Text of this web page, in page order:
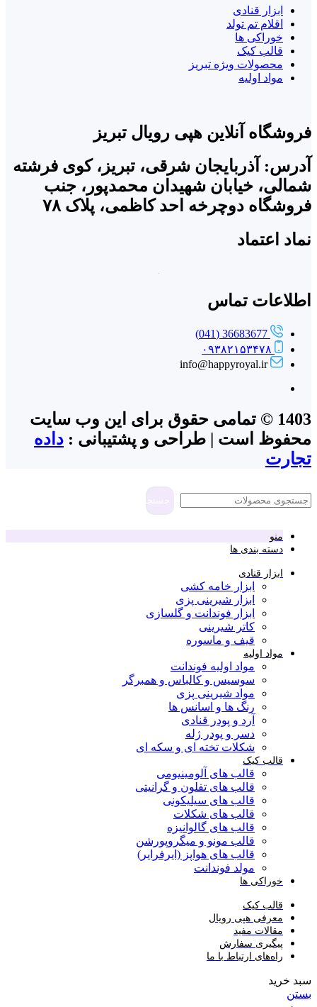
ابزار قنادی
اقلام تم تولد
خوراکی ها
قالب کیک
محصولات ویژه تبریز
مواد اولیه
فروشگاه آنلاین هپی رویال تبریز
آدرس: آذربایجان شرقی، تبریز، کوی فرشته
شمالی، خیابان شهیدان محمدپور، جنب
فروشگاه دوچرخه احد کاظمی، پلاک ۷۸
نماد اعتماد
اطلاعات تماس
36683677 (041)
۰۹۳۸۲۱۵۳۴۷۸
info@happyroyal.ir
1403 © تمامی حقوق برای این وب سایت
محفوظ است | طراحی و پشتیبانی : داده
تجارت
منو
دسته بندی ها
ابزار قنادی
ابزار خامه کشی
ابزار شیرینی پزی
ابزار فوندانت و گلسازی
کاتر شیرینی
قیف و ماسوره
مواد اولیه
مواد اولیه فوندانت
سوسیس و کالباس و همبرگر
مواد شیرینی پزی
رنگ ها و اسانس ها
آرد و پودر قنادی
دسر و پودر ژله
شکلات تخته ای و سکه ای
قالب کیک
قالب های آلومینیومی
قالب های تفلون و گرانیتی
قالب های سیلیکونی
قالب های شکلات
قالب های گالوانیزه
قالب مونو و میگروپورشن
قالب های هواپز (ایرفرایر)
مولد فوندانت
خوراکی ها
قالب کیک
معرفی هپی رویال
مقالات مفید
پیگیری سفارش
راه‌های ارتباط با ما
سبد خرید
بستن